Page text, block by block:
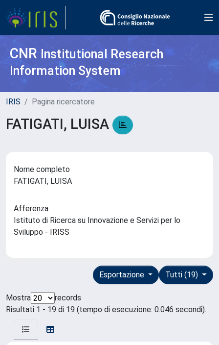
CNR Institutional Research
Information System
IRIS Pagina ricercatore
FATIGATI, LUISA
Nome completo
FATIGATI, LUISA
Afferenza
Istituto di Ricerca su Innovazione e Servizi per lo
Sviluppo - IRISS
Tutti (19)
Esportazione
Mostra
records
Risultati 1 - 19 di 19 (tempo di esecuzione: 0.046 secondi).